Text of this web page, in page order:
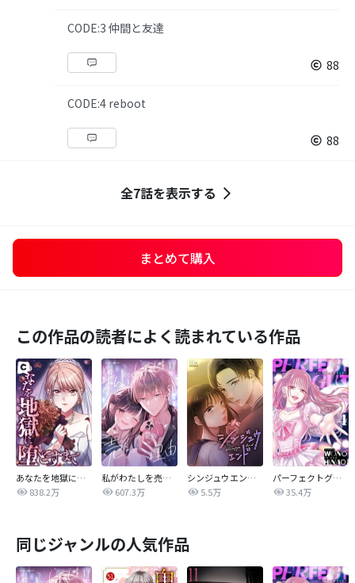
CODE:3 仲間と友達
88
CODE:4 reboot
88
全7話を表示する
まとめて購入
この作品の読者によく読まれている作品
あなたを地獄に堕とすまで
838.2万
私がわたしを売る理由
607.3万
シンジュウエンド【タテヨミ】
5.5万
パーフェクトグリッター
35.4万
同じジャンルの人気作品